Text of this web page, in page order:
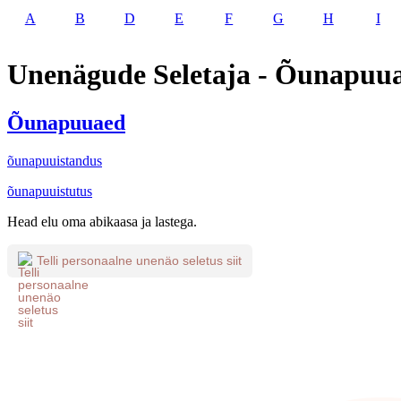
A B D E F G H I
Unenägude Seletaja -
Õunapuuaed
õunapuuistandus
õunapuuistutus
Head elu oma abikaasa ja lastega.
Telli personaalne unenäo seletus siit